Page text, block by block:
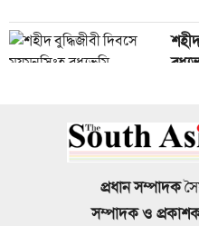
সভা
প্রধান সম্পাদক
সম্পাদক ও